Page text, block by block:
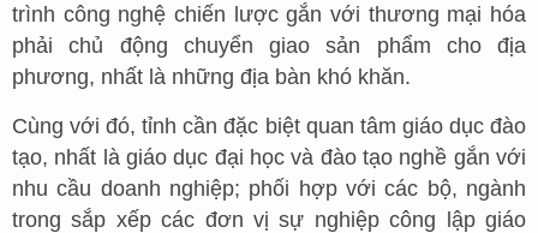
trình công nghệ chiến lược gắn với thương mại hóa
phải chủ động chuyển giao sản phẩm cho địa
phương, nhất là những địa bàn khó khăn.
Cùng với đó, tỉnh cần đặc biệt quan tâm giáo dục đào
tạo, nhất là giáo dục đại học và đào tạo nghề gắn với
nhu cầu doanh nghiệp; phối hợp với các bộ, ngành
trong sắp xếp các đơn vị sự nghiệp công lập giáo